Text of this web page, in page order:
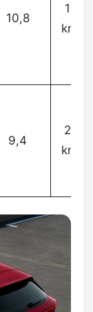
10,8
192
km/s
9,4
208
km/s